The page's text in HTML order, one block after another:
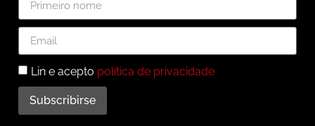
Lin e acepto política de privacidade
Subscribirse